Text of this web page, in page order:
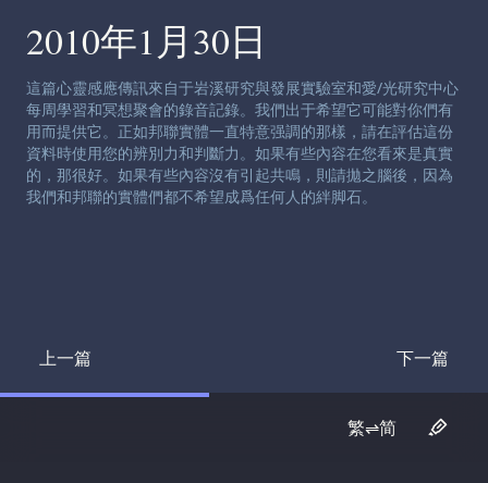
2010年1月30日
渠道免责声明:
這篇心靈感應傳訊來自于岩溪研究與發展實驗室和愛/光研究中心
每周學習和冥想聚會的錄音記錄。我們出于希望它可能對你們有
用而提供它。正如邦聯實體一直特意强調的那樣，請在評估這份
資料時使用您的辨別力和判斷力。如果有些內容在您看來是真實
的，那很好。如果有些內容沒有引起共鳴，則請拋之腦後，因為
我們和邦聯的實體們都不希望成爲任何人的絆脚石。
上一篇
Transcript 下一篇
Transcript
繁⇌简